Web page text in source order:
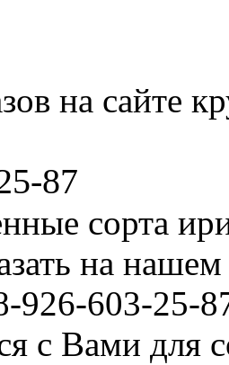
на сайте
87
сорта
на
926-603-25-
с Вами для